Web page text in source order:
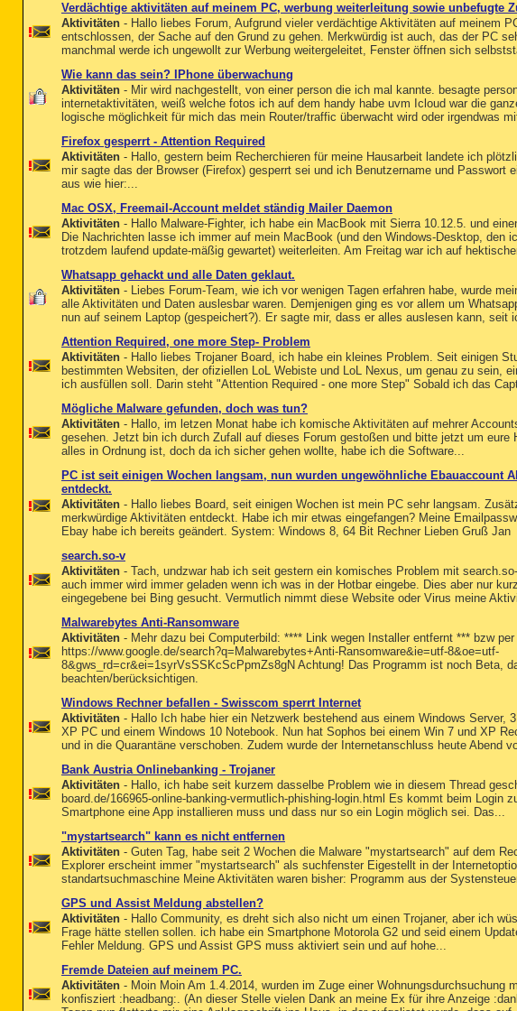
Verdächtige aktivitäten auf meinem PC, werbung weiterleitung sowie unbefugte
Aktivitäten - Hallo liebes Forum, Aufgrund vieler verdächtige Aktivitäten auf meinem
entschlossen, der Sache auf den Grund zu gehen. Merkwürdig ist auch, das der PC
manchmal werde ich ungewollt zur Werbung weitergeleitet, Fenster öffnen sich
Wie kann das sein? IPhone überwachung
Aktivitäten - Mir wird nachgestellt, von einer person die ich mal kannte. besagte
internetaktivitäten, weiß welche fotos ich auf dem handy habe uvm Icloud war die
logische möglichkeit für mich das mein Router/traffic überwacht wird oder irgendwas
Firefox gesperrt - Attention Required
Aktivitäten - Hallo, gestern beim Recherchieren für meine Hausarbeit landete ich
mir sagte das der Browser (Firefox) gesperrt sei und ich Benutzername und Passwort
aus wie hier:...
Mac OSX, Freemail-Account meldet ständig Mailer Daemon
Aktivitäten - Hallo Malware-Fighter, ich habe ein MacBook mit Sierra 10.12.5. und
Die Nachrichten lasse ich immer auf mein MacBook (und den Windows-Desktop, den
trotzdem laufend update-mäßig gewartet) weiterleiten. Am Freitag war ich auf
Whatsapp gehackt und alle Daten geklaut.
Aktivitäten - Liebes Forum-Team, wie ich vor wenigen Tagen erfahren habe, wurde
alle Aktivitäten und Daten auslesbar waren. Demjenigen ging es vor allem um
nun auf seinem Laptop (gespeichert?). Er sagte mir, dass er alles auslesen kann, seit
Attention Required, one more Step- Problem
Aktivitäten - Hallo liebes Trojaner Board, ich habe ein kleines Problem. Seit einigen
bestimmten Websiten, der ofiziellen LoL Webiste und LoL Nexus, um genau zu sein,
ich ausfüllen soll. Darin steht "Attention Required - one more Step" Sobald ich das
Mögliche Malware gefunden, doch was tun?
Aktivitäten - Hallo, im letzen Monat habe ich komische Aktivitäten auf mehrer
gesehen. Jetzt bin ich durch Zufall auf dieses Forum gestoßen und bitte jetzt um eure
alles in Ordnung ist, doch da ich sicher gehen wollte, habe ich die Software...
PC ist seit einigen Wochen langsam, nun wurden ungewöhnliche Ebauaccount
entdeckt.
Aktivitäten - Hallo liebes Board, seit einigen Wochen ist mein PC sehr langsam.
merkwürdige Aktivitäten entdeckt. Habe ich mir etwas eingefangen? Meine
Ebay habe ich bereits geändert. System: Windows 8, 64 Bit Rechner Lieben Gruß Jan
search.so-v
Aktivitäten - Tach, undzwar hab ich seit gestern ein komisches Problem mit
auch immer wird immer geladen wenn ich was in der Hotbar eingebe. Dies aber nur
eingegebene bei Bing gesucht. Vermutlich nimmt diese Website oder Virus meine
Malwarebytes Anti-Ransomware
Aktivitäten - Mehr dazu bei Computerbild: **** Link wegen Installer entfernt *** bzw
https://www.google.de/search?q=Malwarebytes+Anti-Ransomware&ie=utf-8&oe=utf-
8&gws_rd=cr&ei=1syrVsSSKcScPpmZs8gN Achtung! Das Programm ist noch Beta,
beachten/berücksichtigen.
Windows Rechner befallen - Swisscom sperrt Internet
Aktivitäten - Hallo Ich habe hier ein Netzwerk bestehend aus einem Windows Server,
XP PC und einem Windows 10 Notebook. Nun hat Sophos bei einem Win 7 und XP
und in die Quarantäne verschoben. Zudem wurde der Internetanschluss heute Abend
Bank Austria Onlinebanking - Trojaner
Aktivitäten - Hallo, ich habe seit kurzem dasselbe Problem wie in diesem Thread
board.de/166965-online-banking-vermutlich-phishing-login.html Es kommt beim Login
Smartphone eine App installieren muss und dass nur so ein Login möglich sei. Das...
"mystartsearch" kann es nicht entfernen
Aktivitäten - Guten Tag, habe seit 2 Wochen die Malware "mystartsearch" auf dem
Explorer erscheint immer "mystartsearch" als suchfenster Eigestellt in der
standartsuchmaschine Meine Aktivitäten waren bisher: Programm aus der
GPS und Assist Meldung abstellen?
Aktivitäten - Hallo Community, es dreht sich also nicht um einen Trojaner, aber ich
Frage hätte stellen sollen. ich habe ein Smartphone Motorola G2 und seid einem
Fehler Meldung. GPS und Assist GPS muss aktiviert sein und auf hohe...
Fremde Dateien auf meinem PC.
Aktivitäten - Moin Moin Am 1.4.2014, wurden im Zuge einer Wohnungsdurchsuchung
konfisziert :headbang:. (An dieser Stelle vielen Dank an meine Ex für ihre Anzeige